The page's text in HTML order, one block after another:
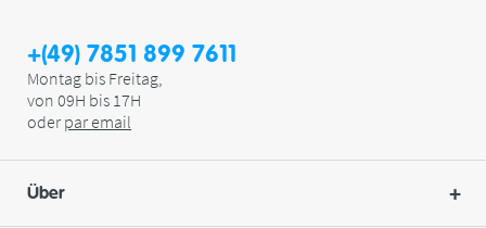
+(49) 7851 899 7611
Montag bis Freitag,
von 09H bis 17H
oder paremail
Über